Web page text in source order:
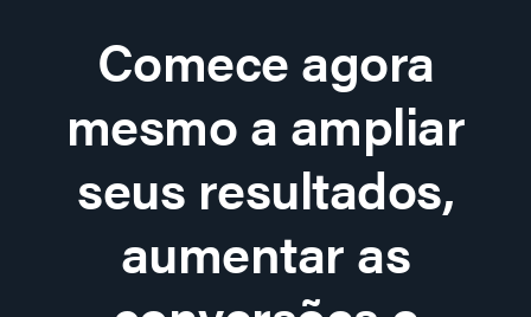
Comece agora
mesmo a ampliar
seus resultados,
aumentar as